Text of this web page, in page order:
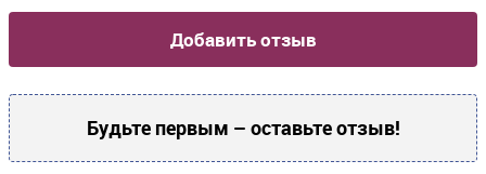
Добавить отзыв
Будьте первым – оставьте отзыв!